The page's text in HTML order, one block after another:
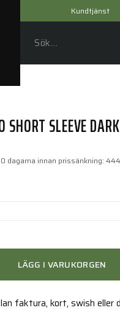
Kundtjänst
SHORT SLEEVE
dagarna innan prissänkning:
LÄGG I VARUKORGEN
faktura, kort, swish eller